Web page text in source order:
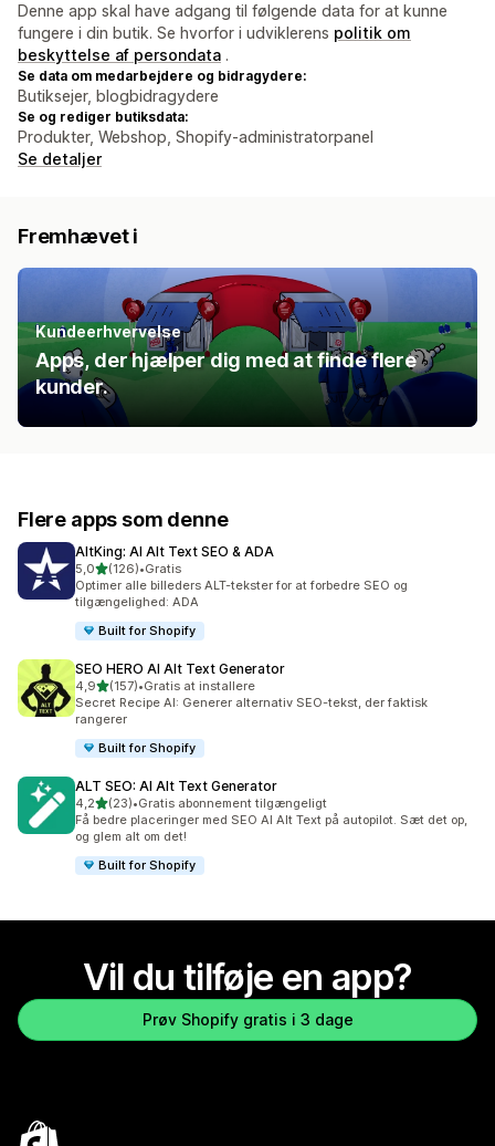
Denne app skal have adgang til følgende data for at kunne
fungere i din butik. Se hvorfor i udviklerens politik om
beskyttelse af persondata .
Se data om medarbejdere og bidragydere:
Butiksejer, blogbidragydere
Se og rediger butiksdata:
Produkter, Webshop, Shopify-administratorpanel
Se detaljer
Fremhævet i
Kundeerhvervelse
Apps, der hjælper dig med at finde flere
kunder.
Flere apps som denne
AltKing: AI Alt Text SEO & ADA
5,0ud af 5 stjerner
(126)
126 anmeldelser i alt
•Gratis
Optimer alle billeders ALT-tekster for at forbedre SEO og
tilgængelighed: ADA
Built for Shopify
SEO HERO AI Alt Text Generator
4,9ud af 5 stjerner
(157)
157 anmeldelser i alt
•Gratis at installere
Secret Recipe AI: Generer alternativ SEO-tekst, der faktisk
rangerer
Built for Shopify
ALT SEO: AI Alt Text Generator
4,2ud af 5 stjerner
(23)
23 anmeldelser i alt
•Gratis abonnement tilgængeligt
Få bedre placeringer med SEO AI Alt Text på autopilot. Sæt det op,
og glem alt om det!
Built for Shopify
Vil du tilføje en app?
Prøv Shopify gratis i 3 dage